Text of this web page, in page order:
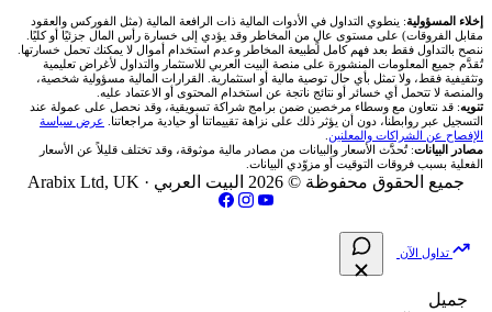
اكس تي بي XTB
انتراكتيف بروكرز IBKR
شركات تداول في الأردن
شركات تداول في العراق
شركات تداول في فلسطين
🇶🇦 بورصة قطر
🇯🇴 بورصة عمّان
🇧🇭 بورصة البحرين
📊 حاسبة قيمة النقطة
💰 حاسبة ربح الفوركس
📌 حاسبة النقاط المحورية
📏 حاسبة حجم المركز
📈 حاسبة عائد التداول
✍️ اكتب تحليلك
🥇 سعر الذهب اليوم
🥇 أسعار الذهب والمعادن
💱 أسعار العملات والفوركس
💵 سعر الريال السعودي في مصر
📅 المؤشرات الاقتصادية
من نحن
تواصل معنا
فريق المؤلفين
مقالات تعليمية
سياسة تقييم الشركات
شركات التداول النصابة
إخلاء المسؤولية: ينطوي التداول في الأدوات المالية ذات الرافعة المالية (مثل الفوركس والعقود
مقابل الفروقات) على مستوى عالٍ من المخاطر وقد يؤدي إلى خسارة رأس المال جزئيًا أو كليًا.
ننصح بالتداول فقط بعد فهم كامل لطبيعة المخاطر وعدم استخدام أموال لا يمكنك تحمل خسارتها.
تُقدَّم جميع المعلومات المنشورة على منصة البيت العربي للاستثمار والتداول لأغراض تعليمية
وتثقيفية فقط، ولا تمثل بأي حال توصية مالية أو استثمارية. القرارات المالية مسؤولية شخصية،
والمنصة لا تتحمل أي خسائر أو نتائج ناتجة عن استخدام المحتوى أو الاعتماد عليه.
تنويه: قد نتعاون مع وسطاء مرخصين ضمن برامج شراكة تسويقية، وقد نحصل على عمولة عند
التسجيل عبر روابطنا، دون أن يؤثر ذلك على نزاهة تقييماتنا أو حيادية مراجعاتنا. عرض سياسة
الإفصاح عن الشراكات والمعلنين
مصادر البيانات: تُحدَّث الأسعار والبيانات من مصادر مالية موثوقة، وقد تختلف قليلاً عن الأسعار
الفعلية بسبب فروقات التوقيت أو مزوّدي البيانات.
جميع الحقوق محفوظة © 2026 البيت العربي · Arabix Ltd, UK
تداول الآن
جميل